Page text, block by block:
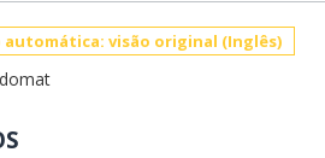
automática: visão original (Inglês)